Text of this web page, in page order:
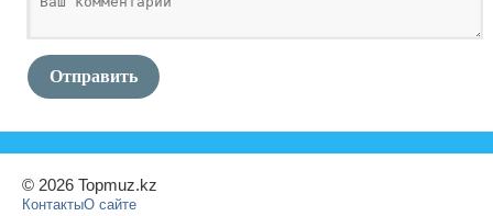
Отправить
© 2026 Topmuz.kz
КонтактыО сайте